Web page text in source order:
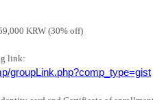
KRW (30% off)
link:
groupLink.php?comp_type=gist